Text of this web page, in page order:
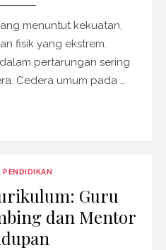
menuntut kekuatan,
fisik yang ekstrem.
pertarungan sering
Cedera umum pada …
PENDIDIKAN
Guru
dan Mentor